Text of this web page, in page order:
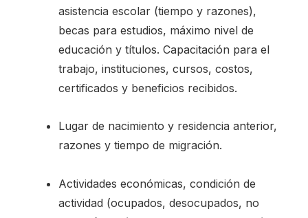
asistencia escolar (tiempo y razones),
becas para estudios, máximo nivel de
educación y títulos. Capacitación para el
trabajo, instituciones, cursos, costos,
certificados y beneficios recibidos.
Lugar de nacimiento y residencia anterior,
razones y tiempo de migración.
Actividades económicas, condición de
actividad (ocupados, desocupados, no